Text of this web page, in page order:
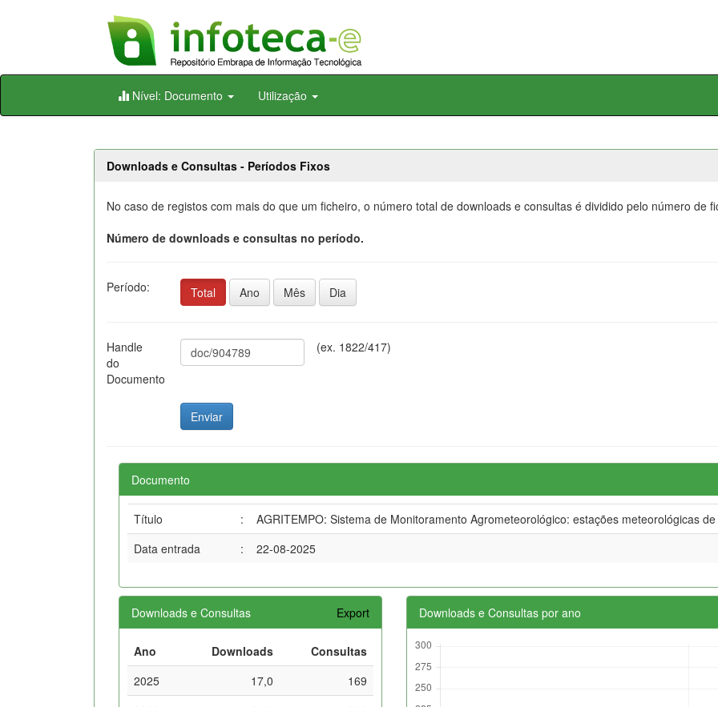
Skip
Nível: Documento Utilização
Downloads e Consultas - Períodos Fixos
No caso de registos com mais do que um ficheiro, o número total de downloads e consultas é dividido pelo número de
Número de downloads e consultas no período.
Período: Total Ano Mês Dia
Handle
do
Documento
(ex. 1822/417)
Documento
Título :
AGRITEMPO: Sistema de Monitoramento Agrometeorológico: estações meteorológicas
Data entrada
: 22-08-2025
Downloads e Consultas Export
Ano Downloads
Consultas
2025
17,0
169
Downloads e Consultas por ano